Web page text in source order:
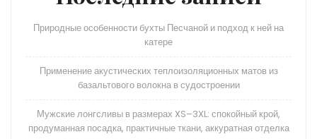
Природные особенности бухты Песчаной и подход к ней на
катере
Применение акустических теплоизоляционных матов из
базальтового волокна в судостроении
Мужские лонгсливы в размерах XS–3XL: спокойный крой,
продуманная посадка, практичные ткани, аккуратная отделка